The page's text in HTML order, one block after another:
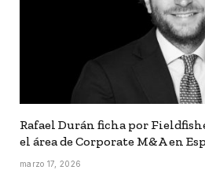
Rafael Durán ficha por
el área de Corporate M&A en
marzo 17, 2026